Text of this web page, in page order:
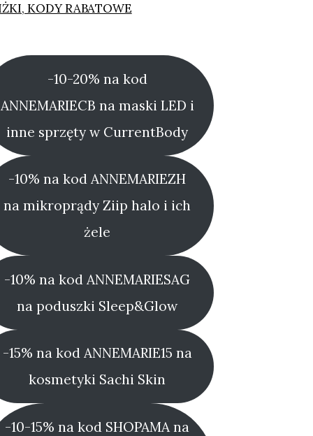
KODY RABATOWE
-10-20% na kod
ANNEMARIECB na maski LED i
inne sprzęty w CurrentBody
-10% na kod ANNEMARIEZH
na mikroprądy Ziip halo i ich
żele
-10% na kod ANNEMARIESAG
na poduszki Sleep&Glow
-15% na kod ANNEMARIE15 na
kosmetyki Sachi Skin
-10-15% na kod SHOPAMA na